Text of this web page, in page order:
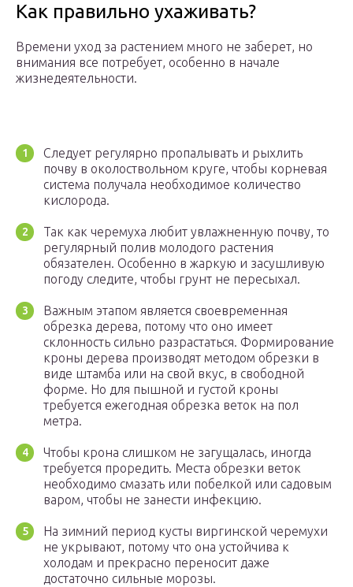
Как правильно ухаживать?
Времени уход за растением много не заберет, но
внимания все потребует, особенно в начале
жизнедеятельности.
Следует регулярно пропалывать и рыхлить
почву в околоствольном круге, чтобы корневая
система получала необходимое количество
кислорода.
Так как черемуха любит увлажненную почву, то
регулярный полив молодого растения
обязателен. Особенно в жаркую и засушливую
погоду следите, чтобы грунт не пересыхал.
Важным этапом является своевременная
обрезка дерева, потому что оно имеет
склонность сильно разрастаться. Формирование
кроны дерева производят методом обрезки в
виде штамба или на свой вкус, в свободной
форме. Но для пышной и густой кроны
требуется ежегодная обрезка веток на пол
метра.
Чтобы крона слишком не загущалась, иногда
требуется проредить. Места обрезки веток
необходимо смазать или побелкой или садовым
варом, чтобы не занести инфекцию.
На зимний период кусты виргинской черемухи
не укрывают, потому что она устойчива к
холодам и прекрасно переносит даже
достаточно сильные морозы.